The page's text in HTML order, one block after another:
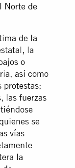
Norte de
de la
la
o
así como
protestas;
las fuerzas
se
vías
la